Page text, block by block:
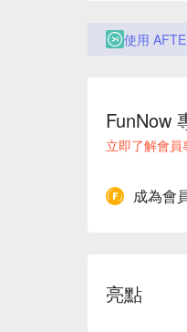
使用
FunNow
立即了解會員
成為會
亮點